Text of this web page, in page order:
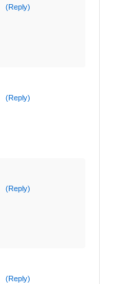
(Reply)
(Reply)
(Reply)
(Reply)